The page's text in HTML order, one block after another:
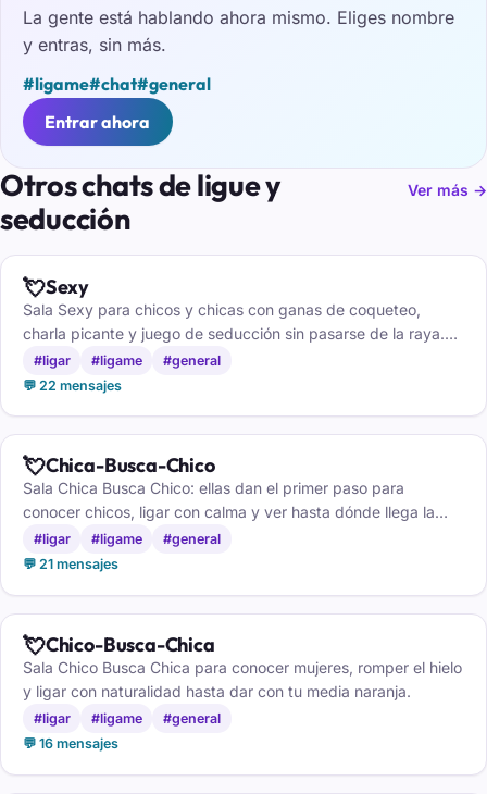
La gente está hablando ahora mismo. Eliges nombre
y entras, sin más.
#ligame#chat#general
Entrar ahora
Otros chats de ligue y
seducción
Ver más →
💘Sexy
Sala Sexy para chicos y chicas con ganas de coqueteo,
charla picante y juego de seducción sin pasarse de la raya.
Solo mayores de 18 años.
#ligar #ligame
#general
💬 22 mensajes
💘Chica-Busca-Chico
Sala Chica Busca Chico: ellas dan el primer paso para
conocer chicos, ligar con calma y ver hasta dónde llega la
conexión.
#ligar #ligame
#general
💬 21 mensajes
💘Chico-Busca-Chica
Sala Chico Busca Chica para conocer mujeres, romper el hielo
y ligar con naturalidad hasta dar con tu media naranja.
#ligar #ligame
#general
💬 16 mensajes